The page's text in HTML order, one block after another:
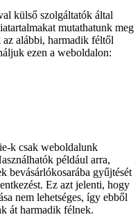
külső szolgáltatók által
mutathatunk meg
alábbi, harmadik féltől
ezen a weboldalon:
k csak weboldalunk
például arra,
bevásárlókosarába gyűjtését
Ez azt jelenti, hogy
nem lehetséges, így ebből
át harmadik félnek.